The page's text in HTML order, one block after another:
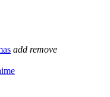
add remove